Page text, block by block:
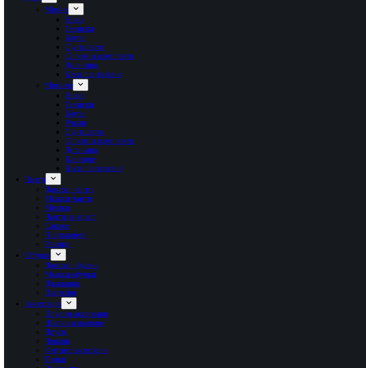
Момче
Ново
Тениски
Блузи
Суитшърти
Спортни комплекти
Долнища
Къси панталони
Момиче
Ново
Тениски
Блузи
Рокли
Суитшърти
Спортни комплекти
Долнища
Клинове
Къси панталони
Чанти
Дамски чанти
Мъжки чанти
Мешки
Чанти за кръст
Сакове
Портмонета
Раници
Обувки
Дамски обувки
Мъжки обувки
Джапанки
Пантофи
Аксесоари
Плувни аксесоари
Шапки и шалове
Други
Чорапи
Фитнес аксесоари
Топки